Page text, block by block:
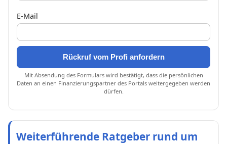
E-Mail
Rückruf vom Profi anfordern
Mit Absendung des Formulars wird bestätigt, dass die persönlichen
Daten an einen Finanzierungspartner des Portals weitergegeben werden
dürfen.
Weiterführende Ratgeber rund um